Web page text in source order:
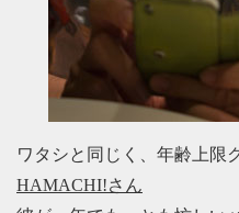
ワタシと同じく、年齢上限
HAMACHI!さん